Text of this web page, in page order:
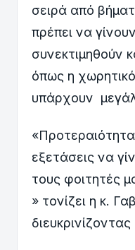
σειρά από
πρέπει να
συνεκτιμηθούν
όπως η
υπάρχουν
εξετάσεις να
τους φοιτητές
» τονίζει η κ.
διευκρινίζοντας